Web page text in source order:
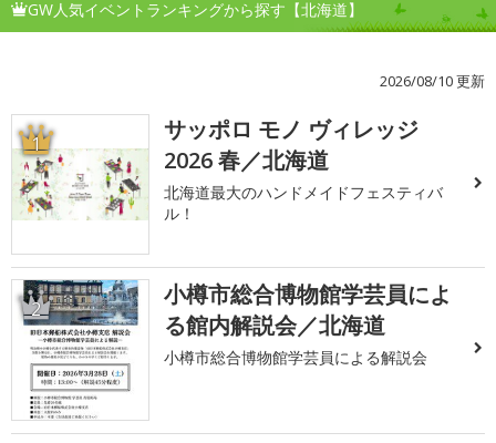
GW人気イベントランキングから探す【北海道】
2026/08/10 更新
1
サッポロ モノ ヴィレッジ
2026 春／北海道
北海道最大のハンドメイドフェスティバ
ル！
2
小樽市総合博物館学芸員によ
る館内解説会／北海道
小樽市総合博物館学芸員による解説会